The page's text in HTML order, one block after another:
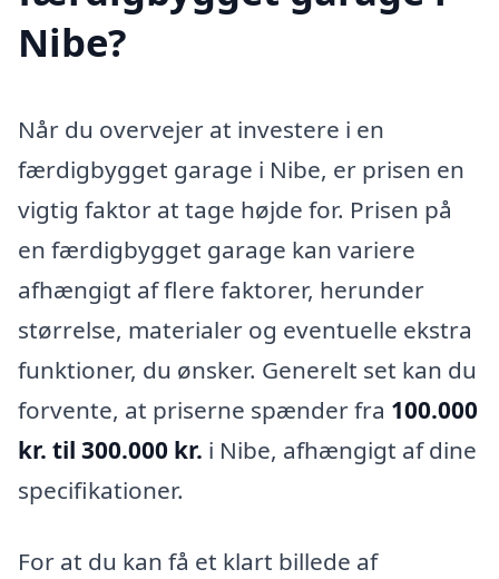
Nibe?
Når du overvejer at investere i en
færdigbygget garage i Nibe, er prisen en
vigtig faktor at tage højde for. Prisen på
en færdigbygget garage kan variere
afhængigt af flere faktorer, herunder
størrelse, materialer og eventuelle ekstra
funktioner, du ønsker. Generelt set kan du
forvente, at priserne spænder fra 100.000
kr. til 300.000 kr. i Nibe, afhængigt af dine
specifikationer.
For at du kan få et klart billede af